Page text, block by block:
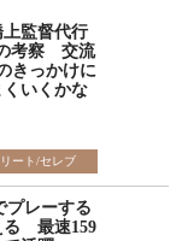
上監督代行
考察 交流
きっかけに
いくかな
ート/セレブ
プレーする
る 最速159